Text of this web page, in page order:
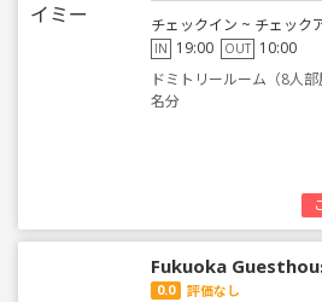
チェックイン ~ チェック
IN 19:00 OUT 10:00
ドミトリールーム（8人
名分
Fukuoka
0.0 評価なし